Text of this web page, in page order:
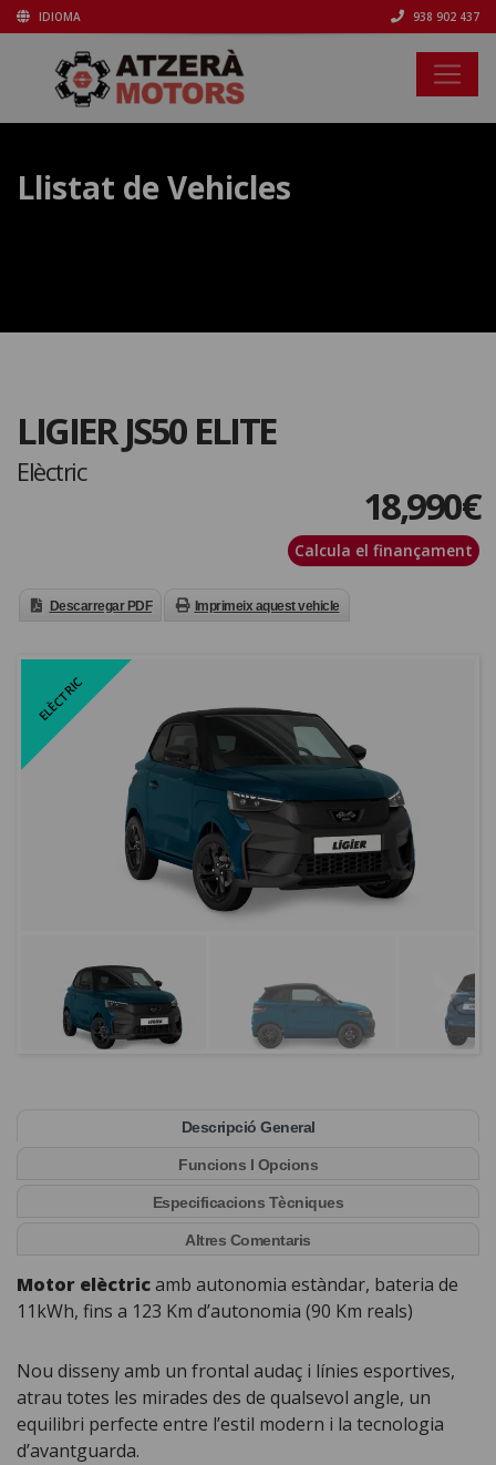
IDIOMA 938 902 437
Llistat de Vehicles
LIGIER JS50 ELITE
Elèctric
18,990€
Calcula el finançament
Descarregar PDF Imprimeix aquest vehicle
ELÈCTRIC
Descripció General
Funcions I Opcions
Especificacions Tècniques
Altres Comentaris
Motor elèctricamb autonomia estàndar, bateria de
11kWh, fins a 123 Km d’autonomia (90 Km reals)
Nou disseny amb un frontal audaç i línies esportives,
atrau totes les mirades des de qualsevol angle, un
equilibri perfecte entre l’estil modern i la tecnologia
d’avantguarda.